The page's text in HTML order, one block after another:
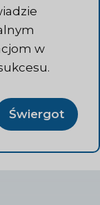
w
Świergot